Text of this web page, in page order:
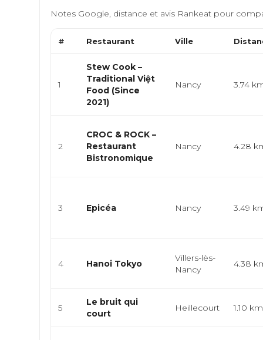
Notes Google, distance et avis Rankeat pour
# Restaurant Ville
1
Stew Cook –
Traditional Việt
Food (Since
2021)
Nancy 3.74
2
CROC & ROCK –
Restaurant
Bistronomique
Nancy 4.28
3 Epicéa Nancy 3.49
4 Hanoi Tokyo
Villers-lès-
Nancy
4.38
5
Le bruit qui
court
Heillecourt 1.10 km